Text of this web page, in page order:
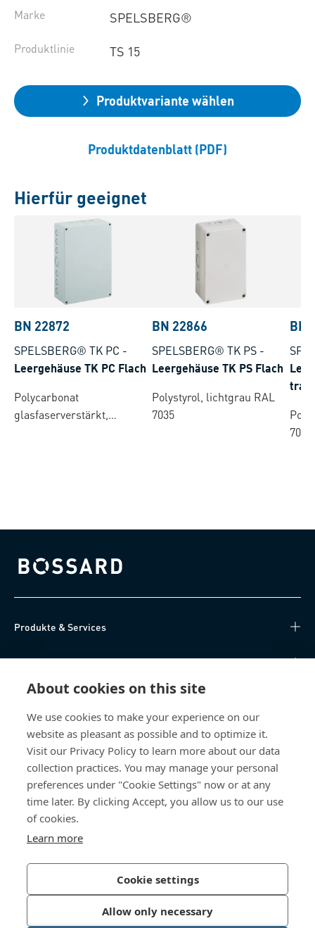
About cookies on this site
We use cookies to make your experience on our
website as pleasant as possible and to optimize it.
Visit our Privacy Policy to learn more about our data
collection practices. You may manage your personal
preferences under "Cookie Settings" now or at any
time later. By clicking Accept, you allow us to our use
of cookies.
Learn more
Cookie settings
Allow only necessary
Marke SPELSBERG®
Produktlinie TS 15
Produktvariante wählen
Produktdatenblatt (PDF)
Hierfür geeignet
BN 22872
SPELSBERG® TK PC -
Leergehäuse TK PC Flach
Polycarbonat
glasfaserverstärkt,
BN 22866
SPELSBERG® TK PS -
Leergehäuse TK PS Flach
Polystyrol, lichtgrau RAL
7035
BN
7035
Bossard homepage
Produkte & Services
Wissen
Über uns
Bossard Schweiz
Steinhauserstrasse 70
6301 Zug